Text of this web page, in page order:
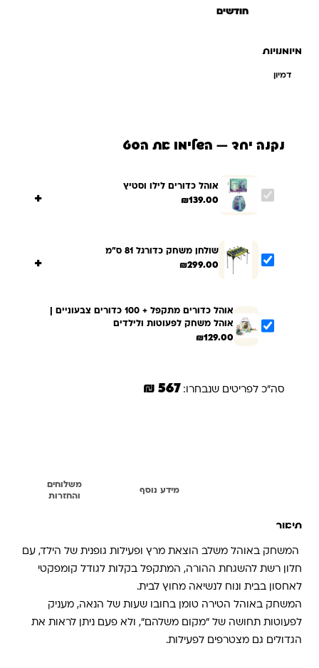
חודשים
מיומנויות
דמיון
נקנה יחד — השלימו את הסט
אוהל כדורים לילו וסטיץ
₪139.00
+
שולחן משחק כדורגל 81 ס"מ
₪299.00
+
אוהל כדורים מתקפל + 100 כדורים צבעוניים |
אוהל משחק לפעוטות ולילדים
₪129.00
סה"כ לפריטים שנבחרו: 567 ₪
מידע נוסף
משלוחים
והחזרות
תיאור
המשחק באוהל משלב הוצאת מרץ ופעילות גופנית של הילד, עם
חלון רשת להשגחת ההורה, המתקפל בקלות לגודל קומפקטי
לאחסון בבית ונוח לנשיאה מחוץ לבית.
המשחק באוהל הטירה טומן בחובו שעות של הנאה, מעניק
לפעוטות תחושה של "מקום משלהם", ולא פעם ניתן לראות את
הגדולים גם מצטרפים לפעילות.